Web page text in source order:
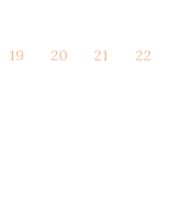
vấn Interlink
19 20 21 22